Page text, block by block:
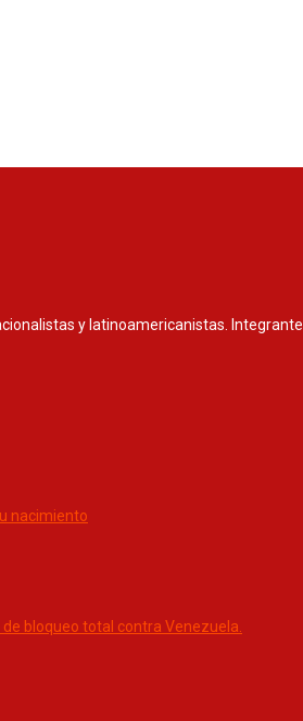
y latinoamericanistas.